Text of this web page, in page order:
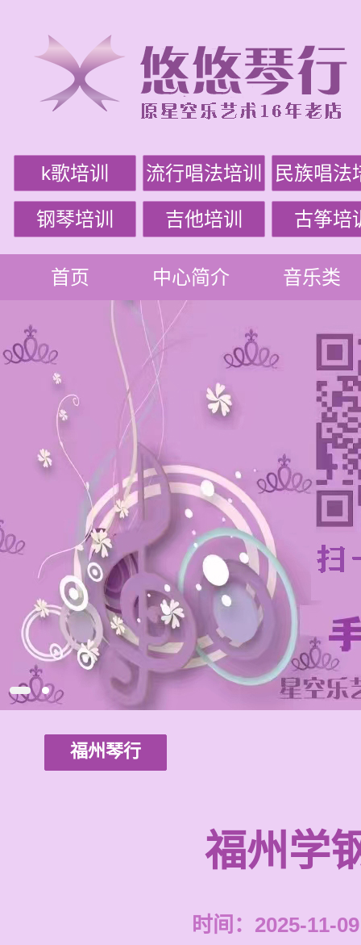
k歌培训 流行唱法培训 民族唱法
钢琴培训 吉他培训 古筝培
首页 中心简介 音乐类
福州琴行
福州学
时间：2025-11-